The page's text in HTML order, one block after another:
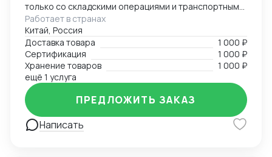
только со складскими операциями и транспортным
сопровождением. В нее также входит таможенное
оформление, помощь в заполнении необходимой
сопроводительной и разрешительной
документации.
Работает в странах
Китай, Россия
Доставка товара
1 000 ₽
Сертификация
1 000 ₽
Хранение товаров
1 000 ₽
ещё 1 услуга
Написать
ПРЕДЛОЖИТЬ ЗАКАЗ